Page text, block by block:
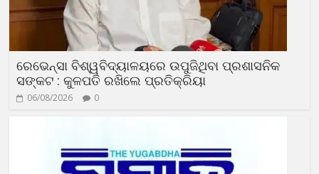
ରେଭେନ୍ସା ବିଶ୍ୱବିଦ୍ୟାଳୟରେ ଉପୁଜିଥିବା ପ୍ରଶାସନିକ
ସଙ୍କଟ : କୁଳପତି ରଖିଲେ ପ୍ରତିକ୍ରିୟା
06/08/2026 0